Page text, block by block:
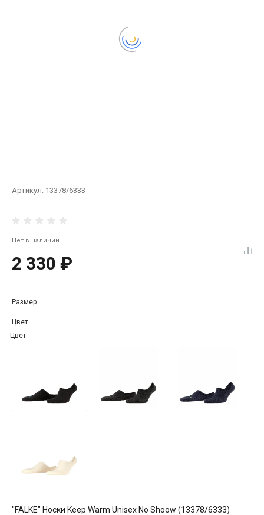
Артикул: 13378/6333
Нет в наличии
2 330 ₽
Размер
Цвет
Цвет
"FALKE" Носки Keep Warm Unisex No Shoow (13378/6333)